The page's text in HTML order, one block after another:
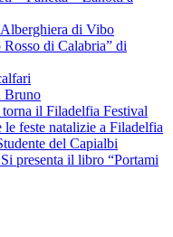
Alberghiera di Vibo
di Calabria” di
Bruno
il Filadelfia Festival
feste natalizie a Filadelfia
del Capialbi
presenta il libro “Portami